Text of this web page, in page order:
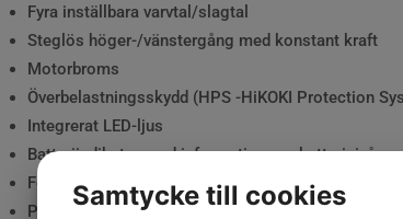
Fyra inställbara varvtal/slagtal
Steglös höger-/vänstergång med konstant kraft
Motorbroms
Överbelastningsskydd (HPS -HiKOKI Protection
Integrerat LED-ljus
Batteriindikator med information om batterinivå
Försedd med bälteskrok och handledsrem
Praktisk stapelbar förvaringsväska för enkel
Samtycke till cookies